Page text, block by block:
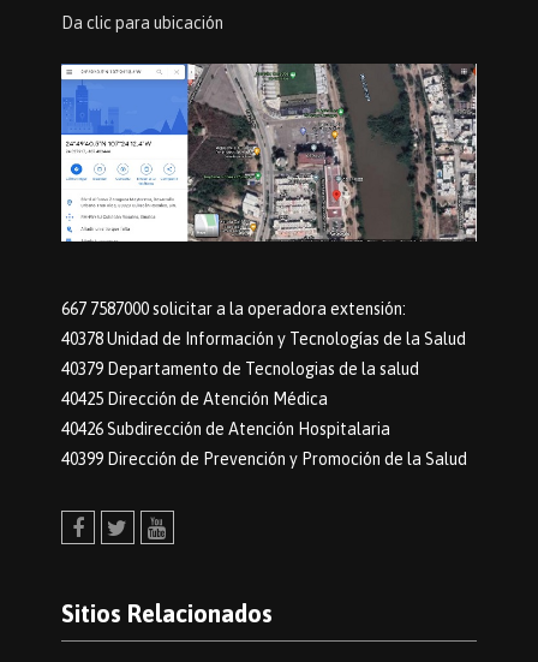
Da clic para ubicación
667 7587000 solicitar a la operadora extensión:
40378 Unidad de Información y Tecnologías de la Salud
40379 Departamento de Tecnologias de la salud
40425 Dirección de Atención Médica
40426 Subdirección de Atención Hospitalaria
40399 Dirección de Prevención y Promoción de la Salud
Sitios Relacionados